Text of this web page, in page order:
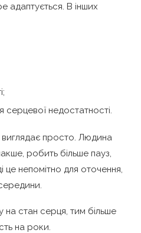
адаптується. В інших
недостатності.
просто. Людина
робить більше пауз,
це непомітно для оточення,
на стан серця, тим більше
на роки.